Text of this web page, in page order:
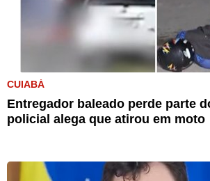
CUIABÁ
Entregador baleado perde parte
policial alega que atirou em moto